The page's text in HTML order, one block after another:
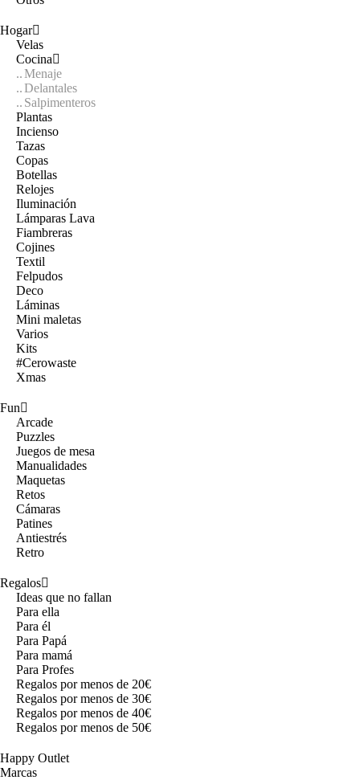
Hogar
Velas
Cocina
Menaje
Delantales
Salpimenteros
Plantas
Incienso
Tazas
Copas
Botellas
Relojes
Iluminación
Lámparas Lava
Fiambreras
Cojines
Textil
Felpudos
Deco
Láminas
Mini maletas
Varios
Kits
#Cerowaste
Xmas
Fun
Arcade
Puzzles
Juegos de mesa
Manualidades
Maquetas
Retos
Cámaras
Patines
Antiestrés
Retro
Regalos
Ideas que no fallan
Para ella
Para él
Para Papá
Para mamá
Para Profes
Regalos por menos de 20€
Regalos por menos de 30€
Regalos por menos de 40€
Regalos por menos de 50€
Happy Outlet
Marcas